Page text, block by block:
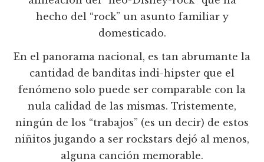
hecho del “rock” un asunto familiar y
domesticado.
En el panorama nacional, es tan abrumante la
cantidad de banditas indi-hipster que el
fenómeno solo puede ser comparable con la
nula calidad de las mismas. Tristemente,
ningún de los “trabajos” (es un decir) de estos
niñitos jugando a ser rockstars dejó al menos,
alguna canción memorable.